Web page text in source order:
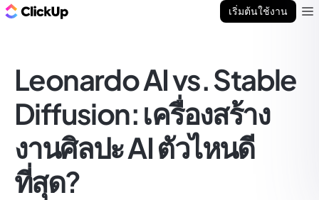
เริ่มต้นใช้งาน
Leonardo AI vs. Stable
Diffusion: เครื่องสร้าง
งานศิลปะ AI ตัวไหนดี
ที่สุด?